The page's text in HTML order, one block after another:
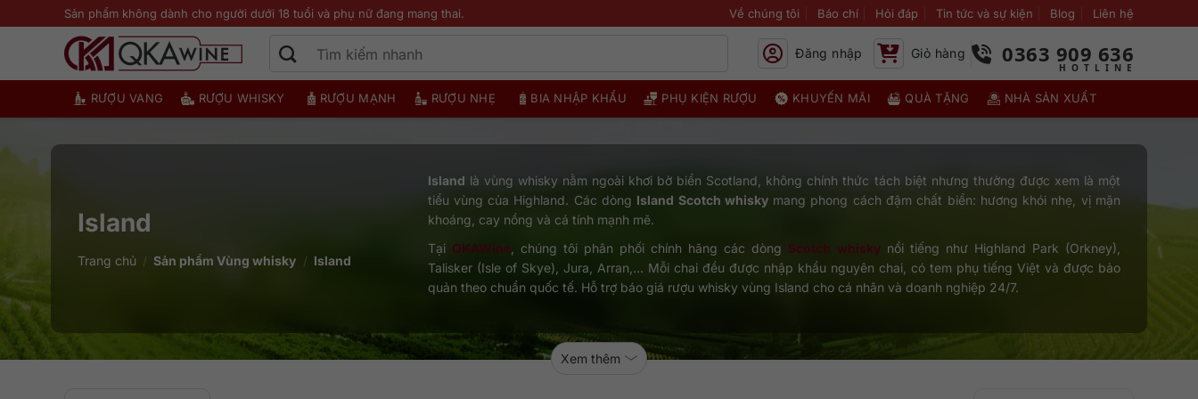
qua
Sản phẩm không dành cho người dưới 18 tuổi và phụ nữ đang mang thai. Về chúng tôi Báo chí Hỏi đáp Tin tức và sự kiện Blog Liên hệ
Đăng nhập Giỏ hàng 0363 909 636
RƯỢU VANG RƯỢU WHISKY RƯỢU MẠNH RƯỢU NHẸ BIA NHẬP KHẨU PHỤ KIỆN RƯỢU KHUYẾN MÃI QUÀ TẶNG NHÀ SẢN XUẤT
Island
Trang chủ / Sản phẩm Vùng whisky / Island
Island là vùng whisky nằm ngoài khơi bờ biển Scotland, không chính thức tách biệt nhưng thường được xem là một
tiểu vùng của Highland. Các dòng Island Scotch whiskymang phong cách đậm chất biển: hương khói nhẹ, vị mặn
khoáng, cay nồng và cá tính mạnh mẽ.
Tại QKAWine, chúng tôi phân phối chính hãng các dòng Scotch whisky nổi tiếng như Highland Park (Orkney),
Talisker (Isle of Skye), Jura, Arran,… Mỗi chai đều được nhập khẩu nguyên chai, có tem phụ tiếng Việt và được bảo
quản theo chuẩn quốc tế. Hỗ trợ báo giá rượu whisky vùng Island cho cá nhân và doanh nghiệp 24/7.
Xem thêm